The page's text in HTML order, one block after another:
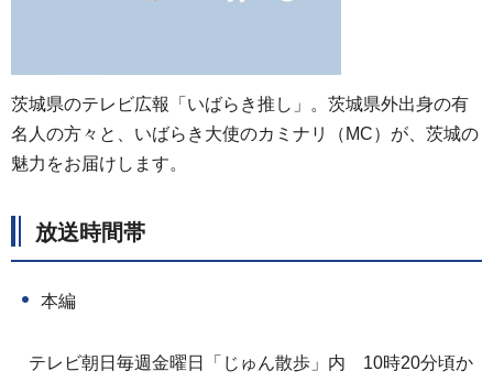
茨城県のテレビ広報「いばらき推し」。茨城県外出身の有
名人の方々と、いばらき大使のカミナリ（MC）が、茨城の
魅力をお届けします。
放送時間帯
本編
テレビ朝日毎週金曜日「じゅん散歩」内 10時20分頃か